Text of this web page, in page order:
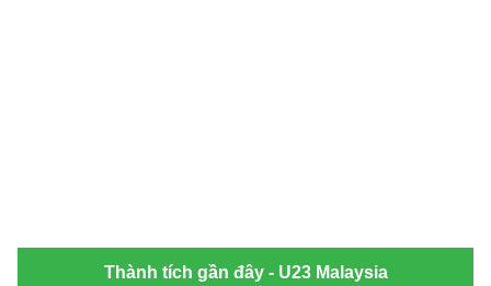
Thành tích gần đây - U23 Malaysia